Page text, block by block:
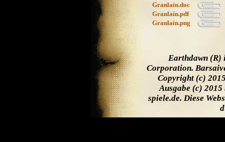
Granlain.doc
Granlain.pdf
Granlain.png
Earthdawn (R)
Corporation.
Copyright (c)
Ausgabe (c) 2015
spiele.de. Diese